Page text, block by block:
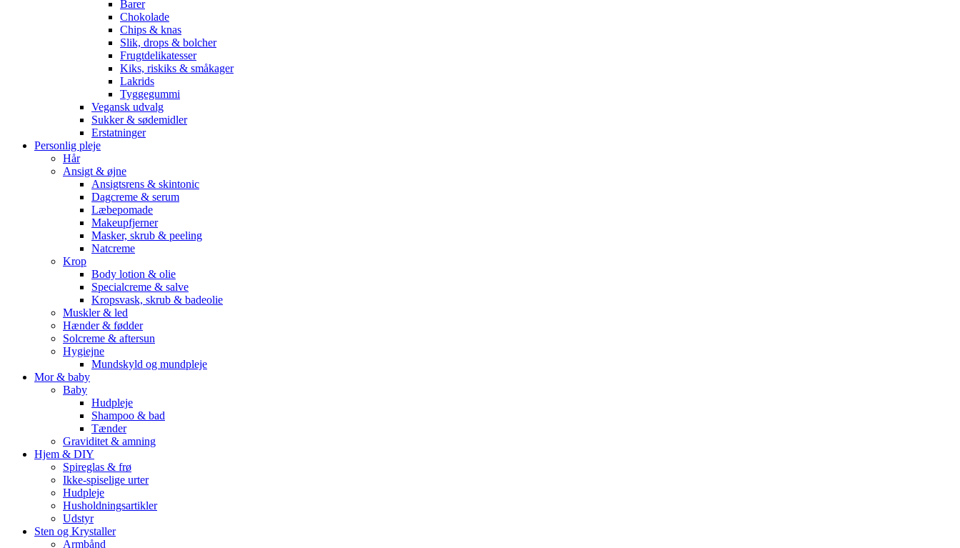
Barer
Chokolade
Chips & knas
Slik, drops & bolcher
Frugtdelikatesser
Kiks, riskiks & småkager
Lakrids
Tyggegummi
Vegansk udvalg
Sukker & sødemidler
Erstatninger
Personlig pleje
Hår
Ansigt & øjne
Ansigtsrens & skintonic
Dagcreme & serum
Læbepomade
Makeupfjerner
Masker, skrub & peeling
Natcreme
Krop
Body lotion & olie
Specialcreme & salve
Kropsvask, skrub & badeolie
Muskler & led
Hænder & fødder
Solcreme & aftersun
Hygiejne
Mundskyld og mundpleje
Mor & baby
Baby
Hudpleje
Shampoo & bad
Tænder
Graviditet & amning
Hjem & DIY
Spireglas & frø
Ikke-spiselige urter
Hudpleje
Husholdningsartikler
Udstyr
Sten og Krystaller
Armbånd